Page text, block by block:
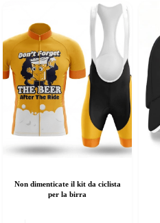
Non dimenticate il kit da ciclista
per la birra